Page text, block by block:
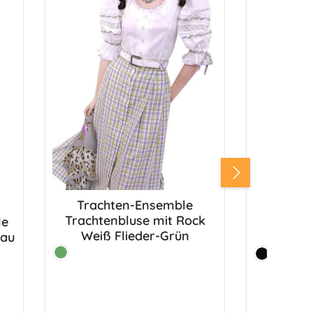
Produkt Anzahl: Gib den
Trachten-Ensemble
Trachtenbluse mit Rock
Weiß Flieder-Grün
Farbe:
Grün Farbe:
Schwarz